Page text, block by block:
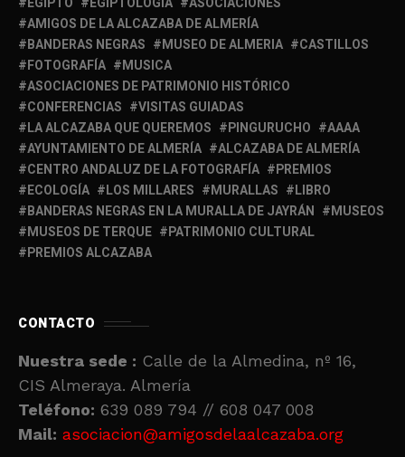
AMIGOS DE LA ALCAZABA DE ALMERÍA
BANDERAS NEGRAS
MUSEO DE ALMERIA
CASTILLOS
FOTOGRAFÍA
MUSICA
ASOCIACIONES DE PATRIMONIO HISTÓRICO
CONFERENCIAS
VISITAS GUIADAS
LA ALCAZABA QUE QUEREMOS
PINGURUCHO
AAAA
AYUNTAMIENTO DE ALMERÍA
ALCAZABA DE ALMERÍA
CENTRO ANDALUZ DE LA FOTOGRAFÍA
PREMIOS
ECOLOGÍA
LOS MILLARES MURALLAS
LIBRO
BANDERAS NEGRAS EN LA MURALLA DE JAYRÁN
MUSEOS
MUSEOS DE TERQUE
PATRIMONIO CULTURAL
PREMIOS ALCAZABA
CONTACTO
Nuestra sede : Calle de la Almedina, nº 16,
CIS Almeraya. Almería
Teléfono: 639 089 794 // 608 047 008
Mail: asociacion@amigosdelaalcazaba.org